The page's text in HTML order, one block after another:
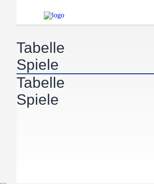
Tabelle
Spiele
Tabelle
Spiele